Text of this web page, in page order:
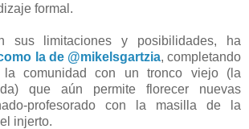
formal.
sus limitaciones y posibilidades, ha
la de @mikelsgartzia, completando
comunidad con un tronco viejo (la
que aún permite florecer nuevas
profesorado con la masilla de la
injerto.